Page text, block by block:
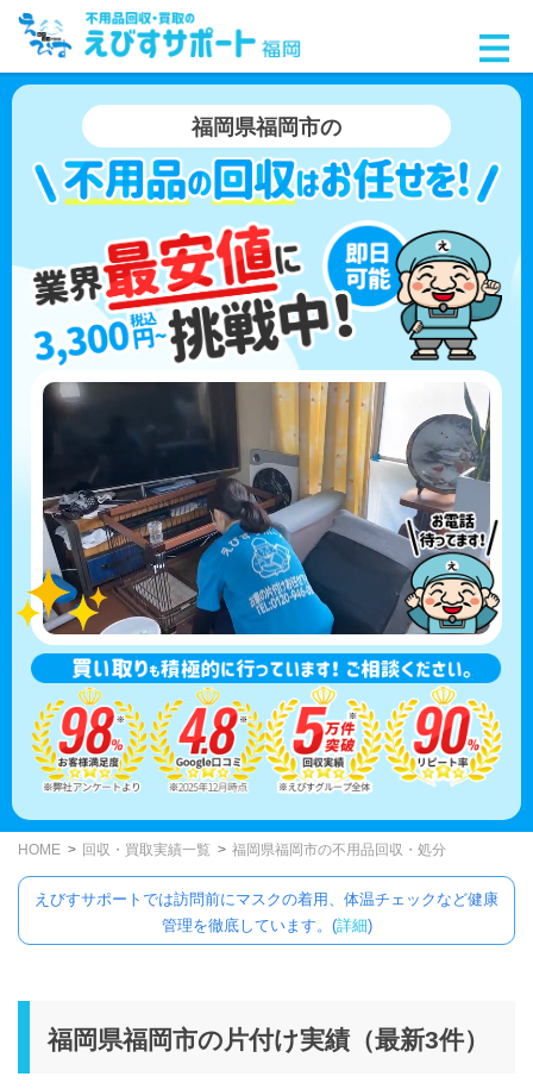
福岡県福岡市の
HOME 回収・買取実績一覧 福岡県福岡市の不用品回収・処分
えびすサポートでは訪問前にマスクの着用、体温チェックなど健康
管理を徹底しています。(詳細)
福岡県福岡市の片付け実績（最新3件）